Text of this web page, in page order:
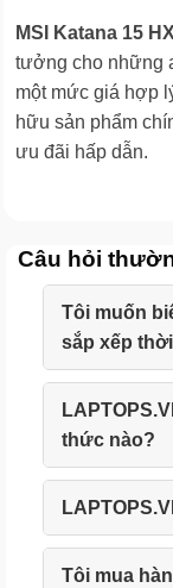
MSI Katana 15
tưởng cho những
một mức giá hợp
hữu sản phẩm
ưu đãi hấp dẫn.
Câu hỏi
Tôi muốn
sắp xếp
thức nào?
Tôi mua